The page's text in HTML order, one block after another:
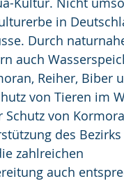
in
Durch
auch
Reiher, Biber
von Tieren im
von
des Bezirks
zahlreichen
auch